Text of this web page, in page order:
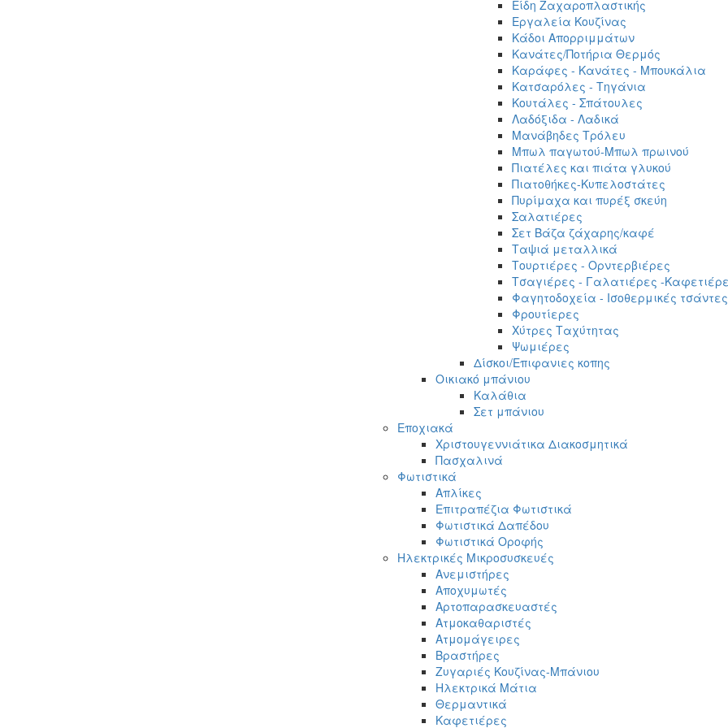
Είδη Ζαχαροπλαστικής
Εργαλεία Κουζίνας
Κάδοι Απορριμμάτων
Κανάτες/Ποτήρια Θερμός
Καράφες - Κανάτες - Μπουκάλια
Κατσαρόλες - Τηγάνια
Κουτάλες - Σπάτουλες
Λαδόξιδα - Λαδικά
Μανάβηδες Τρόλευ
Μπωλ παγωτού-Μπωλ πρωινού
Πιατέλες και πιάτα γλυκού
Πιατοθήκες-Κυπελοστάτες
Πυρίμαχα και πυρέξ σκεύη
Σαλατιέρες
Σετ Βάζα ζάχαρης/καφέ
Ταψιά μεταλλικά
Τουρτιέρες - Ορντερβιέρες
Τσαγιέρες - Γαλατιέρες -
Φαγητοδοχεία - Ισοθερμικές τσάντες
Φρουτίερες
Χύτρες Ταχύτητας
Ψωμιέρες
Δίσκοι/Επιφανιες κοπης
Οικιακό μπάνιου
Καλάθια
Σετ μπάνιου
Εποχιακά
Χριστουγεννιάτικα Διακοσμητικά
Πασχαλινά
Φωτιστικά
Απλίκες
Επιτραπέζια Φωτιστικά
Φωτιστικά Δαπέδου
Φωτιστικά Οροφής
Ηλεκτρικές Μικροσυσκευές
Ανεμιστήρες
Αποχυμωτές
Αρτοπαρασκευαστές
Ατμοκαθαριστές
Ατμομάγειρες
Βραστήρες
Ζυγαριές Κουζίνας-Μπάνιου
Ηλεκτρικά Μάτια
Θερμαντικά
Καφετιέρες